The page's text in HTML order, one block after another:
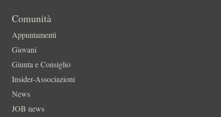
Comunità
Appuntamenti
Giovani
Giunta e Consiglio
Insider-Associazioni
News
JOB news